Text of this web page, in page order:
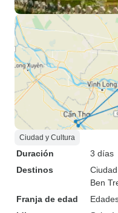
Ciudad y Cultura
Duración
3 días
Destinos
Ben
Franja de edad